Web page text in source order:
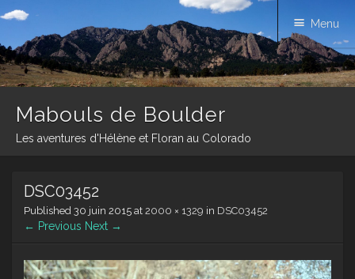
Mabouls de Boulder
Les aventures d'Hélène et Floran au Colorado
Menu
content
DSC03452
Published 30 juin 2015 at 2000 × 1329 in DSC03452
← Previous Next →